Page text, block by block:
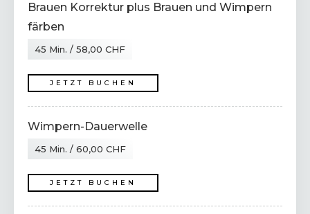
Brauen Korrektur plus Brauen und Wimpern
färben
45 Min. / 58,00 CHF
JETZT BUCHEN
Wimpern-Dauerwelle
45 Min. / 60,00 CHF
JETZT BUCHEN